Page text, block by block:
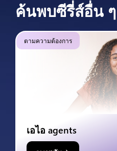
ค้นพบซีรี่ส์อื่น ๆ
ตามความต้องการ
เอไอ agents